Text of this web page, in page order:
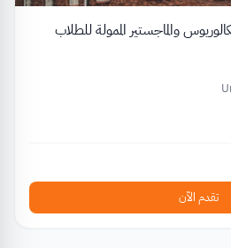
والماجستير الممولة للطلاب
تقدم الآن